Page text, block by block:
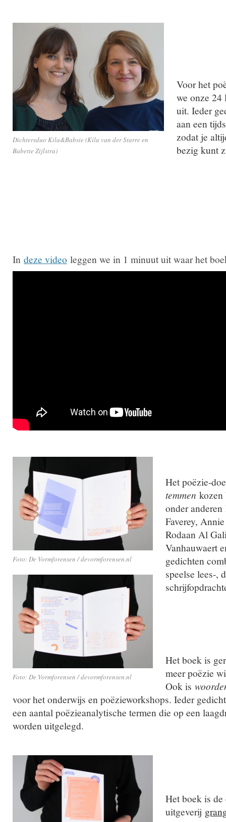
Dichtersduo Kila&Babsie (Kila van der Starre en
Babette Zijlstra)
Voor het
we onze 24
uit. Ieder
aan een
zodat je
bezig kunt
In deze video leggen we in 1 minuut uit waar het
Foto: De Vormforensen / devormforensen.nl
Foto: De Vormforensen / devormforensen.nl
Het poëzie-
temmen kozen
onder
Faverey,
Rodaan Al
Vanhauwaert
gedichten
speelse lees-,
Het boek is
meer poëzie
Ook is
voor het onderwijs en poëzieworkshops. Ieder
een aantal poëzieanalytische termen die op een
worden uitgelegd.
Het boek is de
uitgeverij